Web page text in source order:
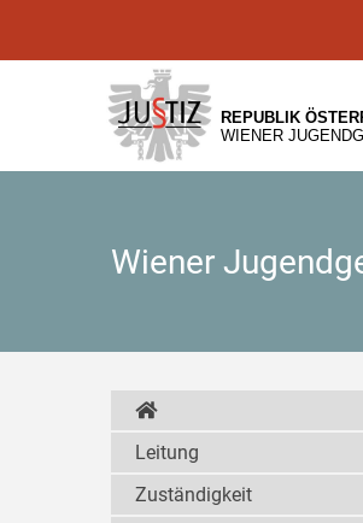
[1]
[2]
[3]
REPUBLIK
WIENER
Wiener
Leitung
Zuständigkeit